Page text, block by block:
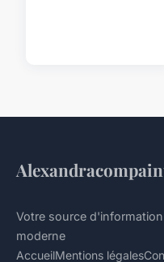
Votre source
moderne
AccueilMentions légales